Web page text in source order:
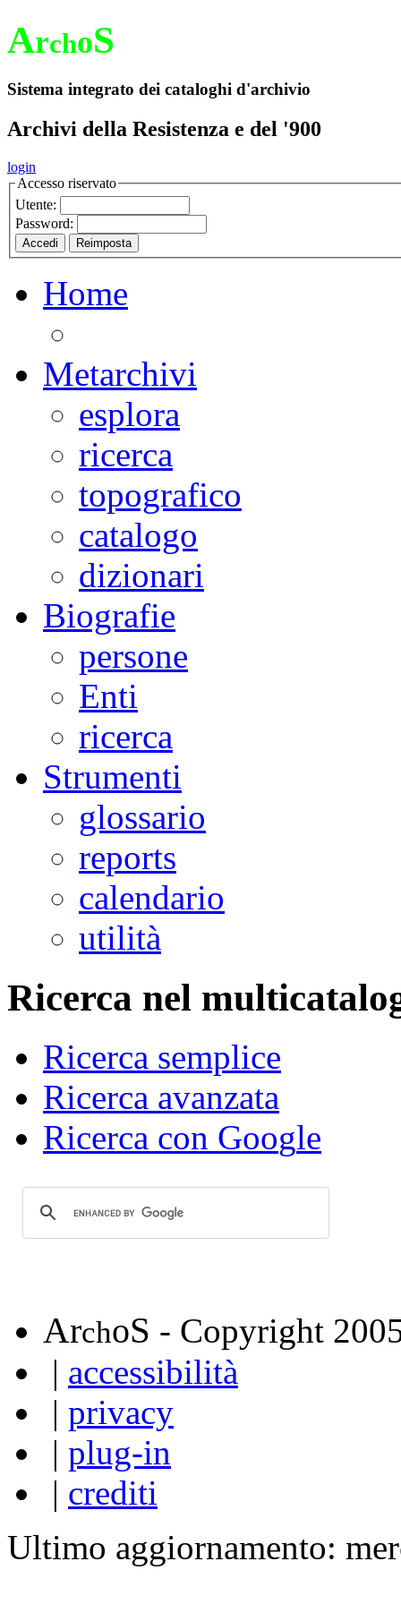
ArchoS
Sistema integrato dei cataloghi d'archivio
Archivi della Resistenza e del '900
login
Accesso riservato
Utente:
Password:
Home
Metarchivi
esplora
ricerca
topografico
catalogo
dizionari
Biografie
persone
Enti
ricerca
Strumenti
glossario
reports
calendario
utilità
Ricerca nel
Ricerca semplice
Ricerca avanzata
Ricerca con Google
ArchoS - Copyright
| accessibilità
| privacy
| plug-in
| crediti
Ultimo aggiornamento: